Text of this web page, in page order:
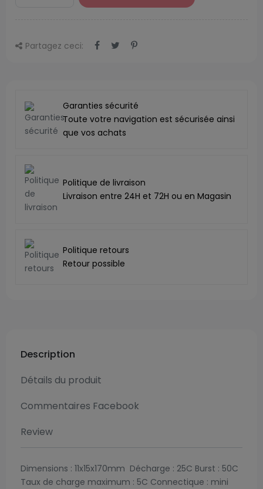
Partagez ceci:
Garanties sécurité
Toute votre navigation est sécurisée ainsi
que vos achats
Politique de livraison
Livraison entre 24H et 72H ou en Magasin
Politique retours
Retour possible
Description
Détails du produit
Commentaires Facebook
Review
Dimensions : 11x15x170mm Décharge : 25C Burst : 50C
Taux de charge maximum : 5C Connectique : mini